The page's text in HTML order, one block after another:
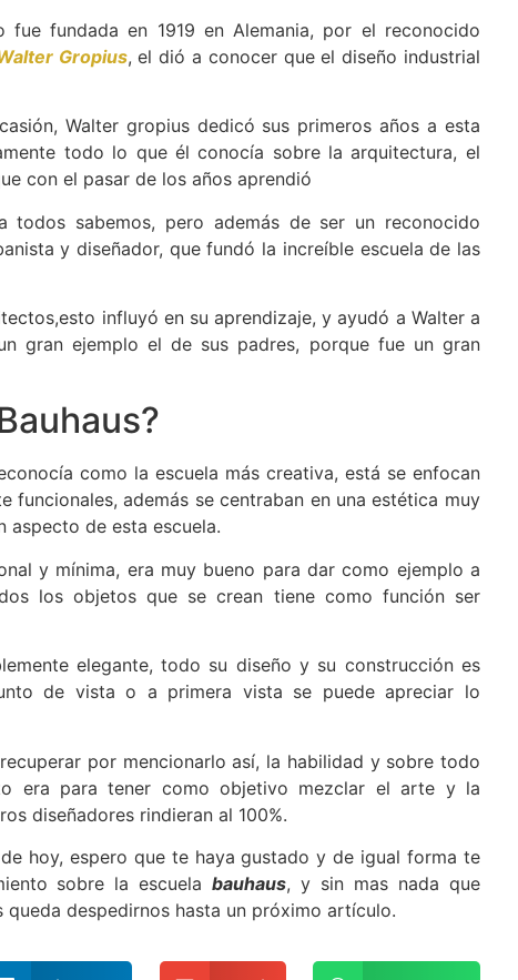
fue fundada en 1919 en Alemania, por el reconocido
Gropius, el dió a conocer que el diseño industrial
Walter gropius dedicó sus primeros años a esta
todo lo que él conocía sobre la arquitectura, el
con el pasar de los años aprendió
sabemos, pero además de ser un reconocido
y diseñador, que fundó la increíble escuela de las
influyó en su aprendizaje, y ayudó a Walter a
gran ejemplo el de sus padres, porque fue un gran
como la escuela más creativa, está se enfocan
funcionales, además se centraban en una estética muy
aspecto de esta escuela.
y mínima, era muy bueno para dar como ejemplo a
los objetos que se crean tiene como función ser
elegante, todo su diseño y su construcción es
de vista o a primera vista se puede apreciar lo
por mencionarlo así, la habilidad y sobre todo
era para tener como objetivo mezclar el arte y la
diseñadores rindieran al 100%.
hoy, espero que te haya gustado y de igual forma te
sobre la escuelabauhaus, y sin mas nada que
despedirnos hasta un próximo artículo.